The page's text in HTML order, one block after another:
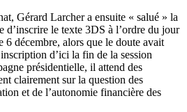
Gérard Larcher a ensuite « salué » la
d’inscrire le texte 3DS à l’ordre du jour
6 décembre, alors que le doute avait
d’ici la fin de la session
présidentielle, il attend des
clairement sur la question des
et de l’autonomie financière des